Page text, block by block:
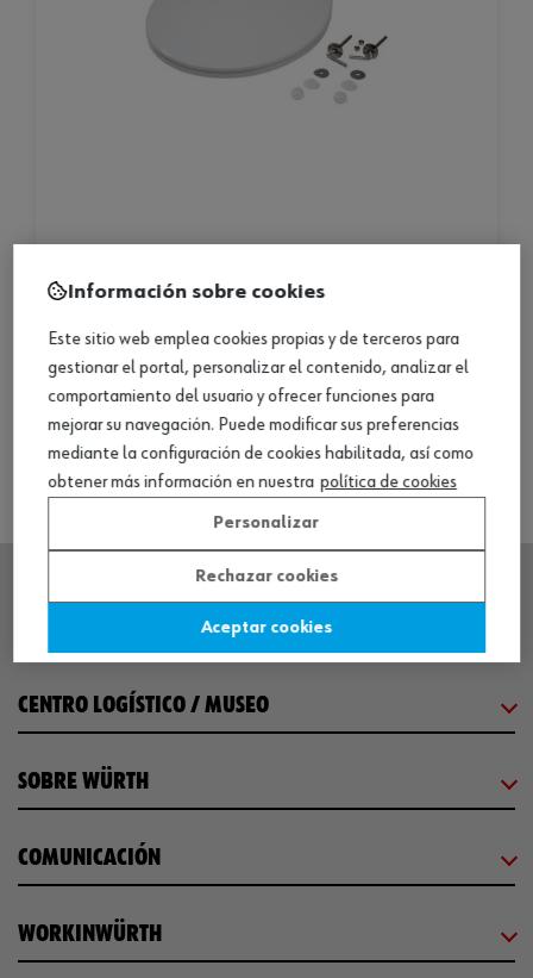
asiento de inodoro
1 producto
Consultar versiones
CENTRO LOGÍSTICO / MUSEO
SOBRE WÜRTH
COMUNICACIÓN
WORKINWÜRTH
Información sobre cookies
Este sitio web emplea cookies propias y de terceros para
gestionar el portal, personalizar el contenido, analizar el
comportamiento del usuario y ofrecer funciones para
mejorar su navegación. Puede modificar sus preferencias
mediante la configuración de cookies habilitada, así como
obtener más información en nuestra política de cookies
Personalizar
Rechazar cookies
Aceptar cookies